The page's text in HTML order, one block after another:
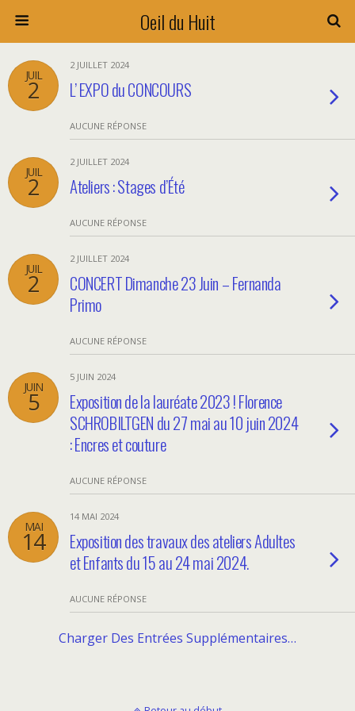
Oeil du Huit
JUIL
2
2 JUILLET 2024
L’ EXPO du CONCOURS
AUCUNE RÉPONSE
JUIL
2
2 JUILLET 2024
Ateliers : Stages d’Été
AUCUNE RÉPONSE
JUIL
2
2 JUILLET 2024
CONCERT Dimanche 23 Juin – Fernanda
Primo
AUCUNE RÉPONSE
JUIN
5
5 JUIN 2024
Exposition de la lauréate 2023 ! Florence
SCHROBILTGEN du 27 mai au 10 juin 2024
: Encres et couture
AUCUNE RÉPONSE
MAI
14
14 MAI 2024
Exposition des travaux des ateliers Adultes
et Enfants du 15 au 24 mai 2024.
AUCUNE RÉPONSE
Charger Des Entrées Supplémentaires…